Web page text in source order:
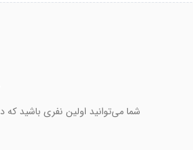
است؟
برای استفاده طولانی‌مدت اهمیت می‌دهند.